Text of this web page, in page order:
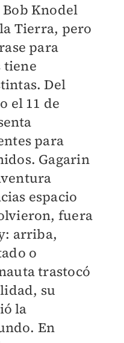
Knodel
Tierra, pero
para
tiene
Del
el 11 de
para
Gagarin
espacio
fuera
arriba,
o
trastocó
su
la
En